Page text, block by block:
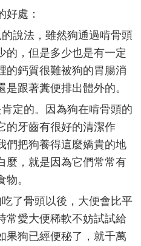
好處：
說法，雖然狗通過啃骨頭
的，但是多少也是有一定
的鈣質很難被狗的胃腸消
跟著糞便排出體外的。
定的。因為狗在啃骨頭的
的牙齒有很好的清潔作
們把狗養得這麼嬌貴的地
麼，就是因為它們常常有
。
了骨頭以後，大便會比平
常愛大便稀軟不妨試試給
果狗已經便秘了，就千萬